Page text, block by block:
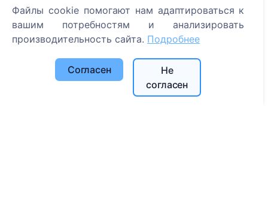
Часто задаваемые вопросы
События
Список муниципалитетов и пользователей
Политика конфиденциальности
Политика платежей
Файлы cookie помогают нам адаптироваться к
вашим потребностям и анализировать
производительность сайта. Подробнее
Согласен
Не
согласен